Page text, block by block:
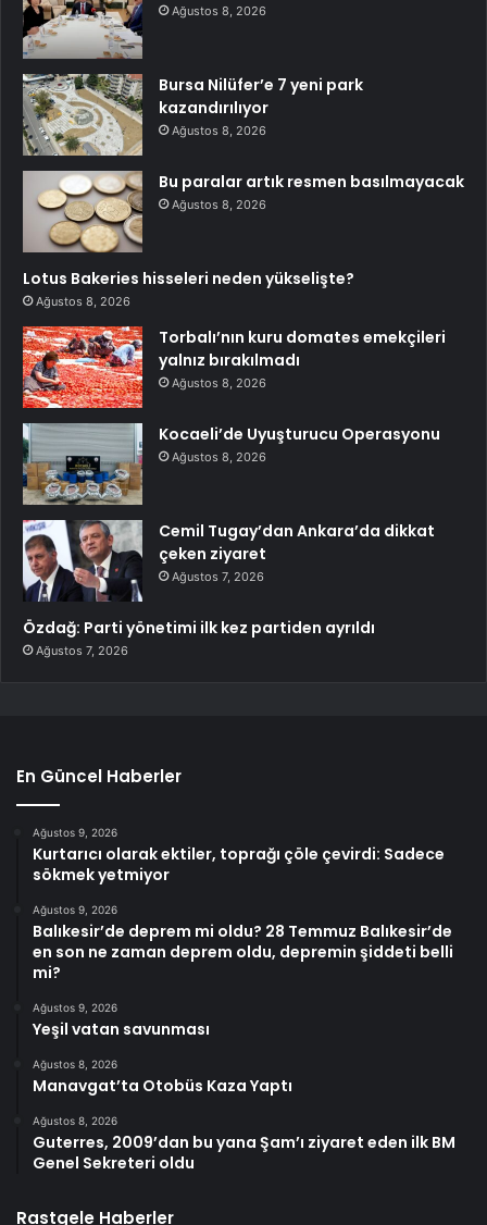
Ağustos 8, 2026
Bursa Nilüfer’e 7 yeni park
kazandırılıyor
Ağustos 8, 2026
Bu paralar artık resmen basılmayacak
Ağustos 8, 2026
Lotus Bakeries hisseleri neden yükselişte?
Ağustos 8, 2026
Torbalı’nın kuru domates emekçileri
yalnız bırakılmadı
Ağustos 8, 2026
Kocaeli’de Uyuşturucu Operasyonu
Ağustos 8, 2026
Cemil Tugay’dan Ankara’da dikkat
çeken ziyaret
Ağustos 7, 2026
Özdağ: Parti yönetimi ilk kez partiden ayrıldı
Ağustos 7, 2026
En Güncel Haberler
Ağustos 9, 2026
Kurtarıcı olarak ektiler, toprağı çöle çevirdi: Sadece
sökmek yetmiyor
Ağustos 9, 2026
Balıkesir’de deprem mi oldu? 28 Temmuz Balıkesir’de
en son ne zaman deprem oldu, depremin şiddeti belli
mi?
Ağustos 9, 2026
Yeşil vatan savunması
Ağustos 8, 2026
Manavgat’ta Otobüs Kaza Yaptı
Ağustos 8, 2026
Guterres, 2009’dan bu yana Şam’ı ziyaret eden ilk BM
Genel Sekreteri oldu
Rastgele Haberler